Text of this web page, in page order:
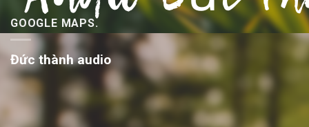
GOOGLE MAPS.
Đức thành audio